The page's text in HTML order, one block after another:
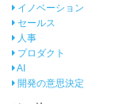
イノベーション
セールス
人事
プロダクト
AI
開発の意思決定